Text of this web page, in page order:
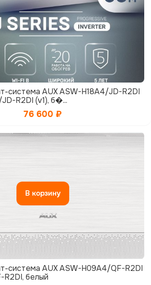
система AUX ASW-H18A4/JD-R2DI
R2DI (v1), б�...
76 600 ₽
В корзину
система AUX ASW-H09A4/QF-R2DI
белый